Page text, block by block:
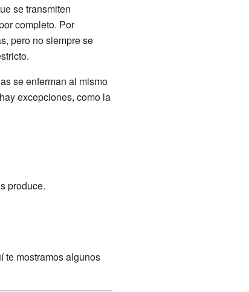
se transmiten
completo. Por
pero no siempre se
se enferman al mismo
excepciones, como la
produce.
te mostramos algunos